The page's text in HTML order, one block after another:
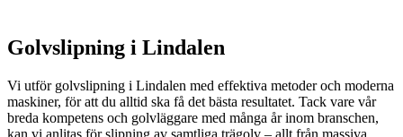
Golvslipning i Lindalen
Vi utför golvslipning i Lindalen med effektiva metoder och moderna
maskiner, för att du alltid ska få det bästa resultatet. Tack vare vår
breda kompetens och golvläggare med många år inom branschen,